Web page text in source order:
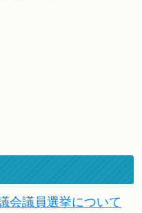
会議員選挙について